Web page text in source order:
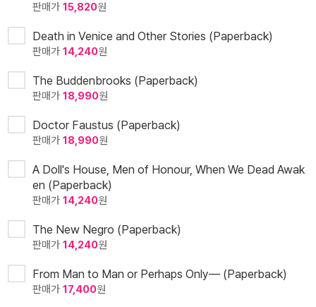
판매가 15,820원
Death in Venice and Other Stories (Paperback)
판매가 14,240원
The Buddenbrooks (Paperback)
판매가 18,990원
Doctor Faustus (Paperback)
판매가 18,990원
A Doll's House, Men of Honour, When We Dead Awak
en (Paperback)
판매가 14,240원
The New Negro (Paperback)
판매가 14,240원
From Man to Man or Perhaps Only— (Paperback)
판매가 17,400원